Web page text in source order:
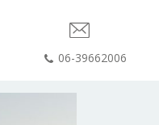
06-39662006